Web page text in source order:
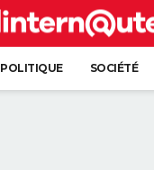
POLITIQUE SOCIÉTÉ